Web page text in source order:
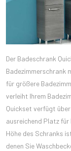
Der Badeschrank
Badezimmerschrank
für größere
verleiht Ihrem
Quickset verfügt
ausreichend Platz für
Höhe des Schranks
denen Sie